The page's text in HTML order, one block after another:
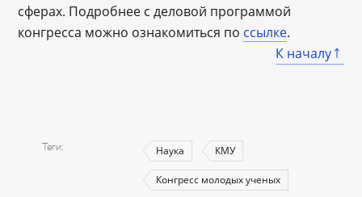
сферах. Подробнее с деловой программой
конгресса можно ознакомиться по ссылке.
К началу
Теги Наука КМУ
Конгресс молодых ученых